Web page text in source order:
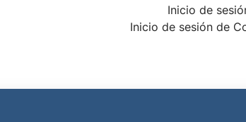
Inicio de
Inicio de sesión de